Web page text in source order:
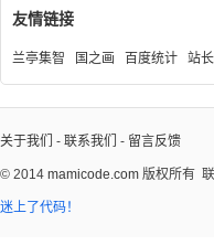
友情链接
兰亭集智 国之画 百度统计 站
关于我们 - 联系我们 - 留言反馈
© 2014 mamicode.com 版权所有
迷上了代码！